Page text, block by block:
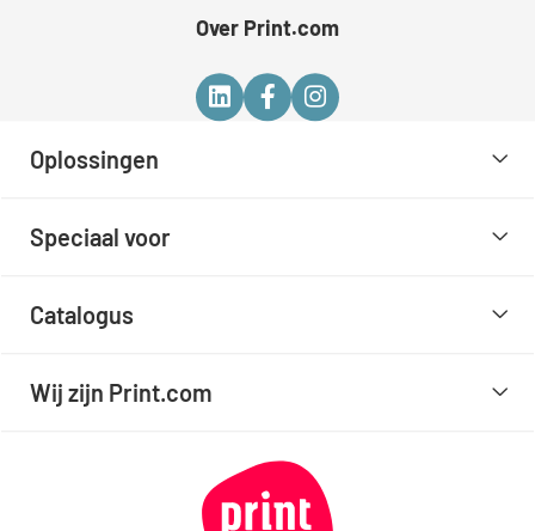
Over Print.com
Oplossingen
Speciaal voor
Catalogus
Wij zijn Print.com